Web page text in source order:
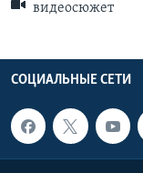
видеосюжет
СОЦИАЛЬНЫЕ СЕТИ